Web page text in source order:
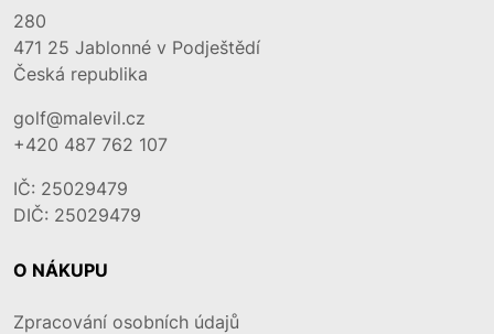
280
471 25 Jablonné v Podještědí
Česká republika
golf@malevil.cz
+420 487 762 107
IČ: 25029479
DIČ: 25029479
O NÁKUPU
Zpracování osobních údajů